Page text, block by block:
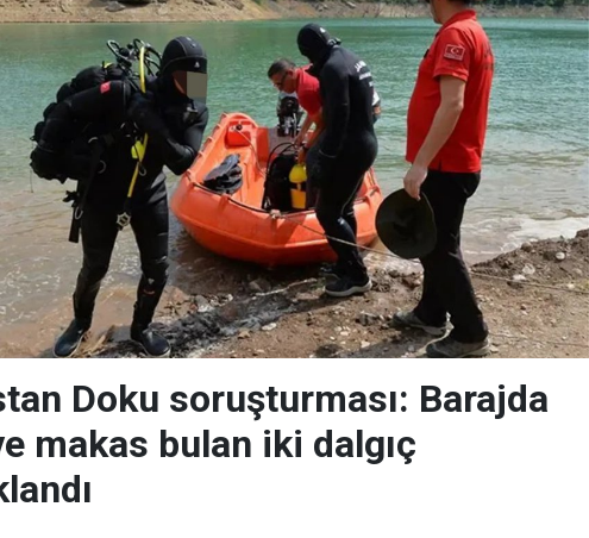
Doku soruşturması: Barajda
makas bulan iki dalgıç